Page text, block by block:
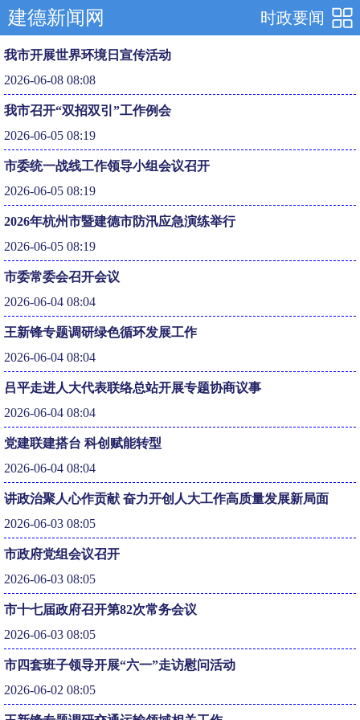
时政要闻
建德新闻网
我市开展世界环境日宣传活动
2026-06-08 08:08
我市召开“双招双引”工作例会
2026-06-05 08:19
市委统一战线工作领导小组会议召开
2026-06-05 08:19
2026年杭州市暨建德市防汛应急演练举行
2026-06-05 08:19
市委常委会召开会议
2026-06-04 08:04
王新锋专题调研绿色循环发展工作
2026-06-04 08:04
吕平走进人大代表联络总站开展专题协商议事
2026-06-04 08:04
党建联建搭台 科创赋能转型
2026-06-04 08:04
讲政治聚人心作贡献 奋力开创人大工作高质量发展新局面
2026-06-03 08:05
市政府党组会议召开
2026-06-03 08:05
市十七届政府召开第82次常务会议
2026-06-03 08:05
市四套班子领导开展“六一”走访慰问活动
2026-06-02 08:05